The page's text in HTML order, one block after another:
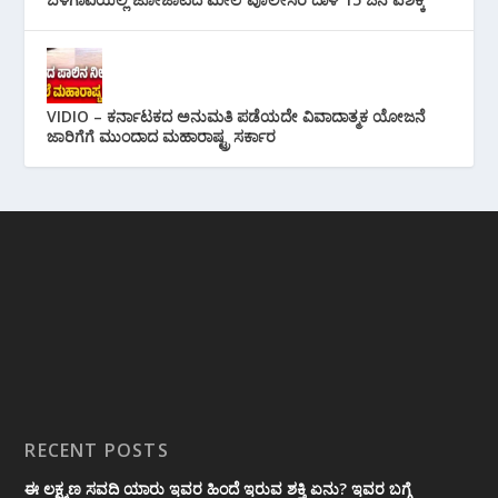
VIDIO – ಕರ್ನಾಟಕದ ಅನುಮತಿ ಪಡೆಯದೇ ವಿವಾದಾತ್ಮಕ ಯೋಜನೆ
ಜಾರಿಗೆಗೆ ಮುಂದಾದ ಮಹಾರಾಷ್ಟ್ರ ಸರ್ಕಾರ
RECENT POSTS
ಈ ಲಕ್ಷ್ಮಣ ಸವದಿ ಯಾರು ಇವರ ಹಿಂದೆ ಇರುವ ಶಕ್ತಿ ಏನು? ಇವರ ಬಗ್ಗೆ